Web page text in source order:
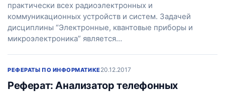
практически всех радиоэлектронных и
коммуникационных устройств и систем. Задачей
дисциплины “Электронные, квантовые приборы и
микроэлектроника” является…
РЕФЕРАТЫ ПО ИНФОРМАТИКЕ20.12.2017
Реферат: Анализатор телефонных